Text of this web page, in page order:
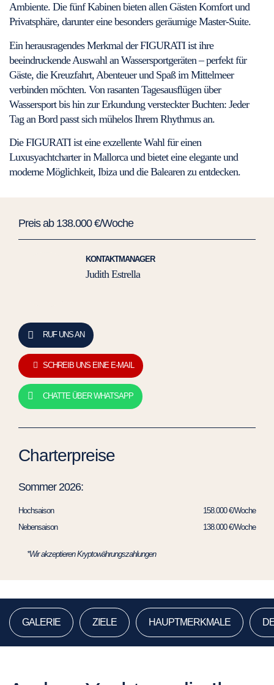
Ambiente. Die fünf Kabinen bieten allen Gästen Komfort und
Privatsphäre, darunter eine besonders geräumige Master-Suite.
Ein herausragendes Merkmal der FIGURATI ist ihre
beeindruckende Auswahl an Wassersportgeräten – perfekt für
Gäste, die Kreuzfahrt, Abenteuer und Spaß im Mittelmeer
verbinden möchten. Von rasanten Tagesausflügen über
Wassersport bis hin zur Erkundung versteckter Buchten: Jeder
Tag an Bord passt sich mühelos Ihrem Rhythmus an.
Die FIGURATI ist eine exzellente Wahl für einen
Luxusyachtcharter in Mallorca und bietet eine elegante und
moderne Möglichkeit, Ibiza und die Balearen zu entdecken.
Preis ab 138.000 €/Woche
KONTAKTMANAGER
Judith Estrella
RUF UNS AN
SCHREIB UNS EINE E-MAIL
CHATTE ÜBER WHATSAPP
Charterpreise
Sommer 2026:
Hochsaison
158.000 €/Woche
Nebensaison
138.000 €/Woche
*Wir akzeptieren Kryptowährungszahlungen
GALERIE ZIELE HAUPTMERKMALE